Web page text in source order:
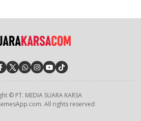
© PT. MEDIA SUARA KARSA
All rights reserved